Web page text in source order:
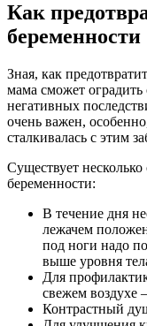
Как
беременности
Зная, как
мама сможет
негативных
очень важен,
сталкивалась с этим
Существует
беременности:
В течение дня
лежачем
под ноги надо
выше уровня
Для
свежем воздухе
Контрастный